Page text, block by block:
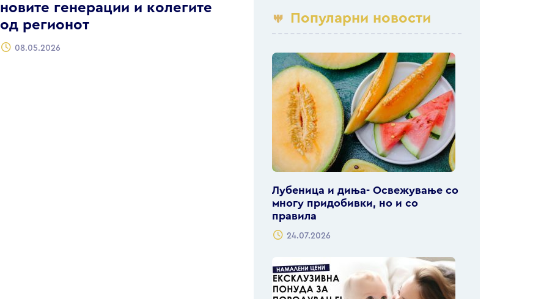
новите генерации и колегите
од регионот
08.05.2026
Популарни новости
Лубеница и диња- Освежување со
многу придобивки, но и со
правила
24.07.2026